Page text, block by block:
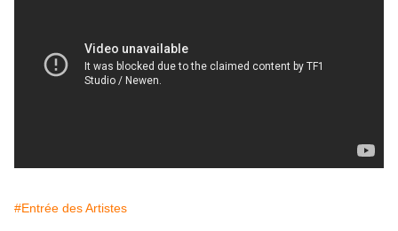
#Entrée des Artistes